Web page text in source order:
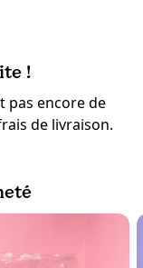
!
pas encore de
de livraison.